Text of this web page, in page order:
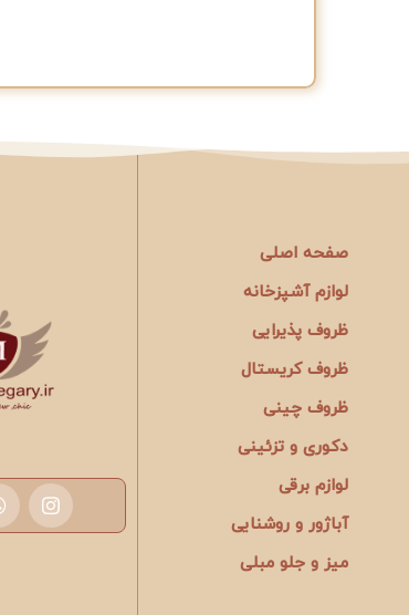
صفحه اصلی
لوازم آشپزخانه
ظروف پذیرایی
ظروف کریستال
ظروف چینی
دکوری و تزئینی
لوازم برقی
آباژور و روشنایی
میز و جلو مبلی